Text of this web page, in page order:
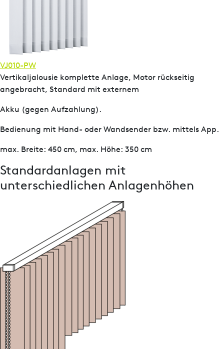
VJ010-PW
Vertikaljalousie komplette Anlage, Motor rückseitig
angebracht, Standard mit externem
Akku (gegen Aufzahlung).
Bedienung mit Hand- oder Wandsender bzw. mittels App.
max. Breite: 450 cm, max. Höhe: 350 cm
Standardanlagen mit
unterschiedlichen Anlagenhöhen